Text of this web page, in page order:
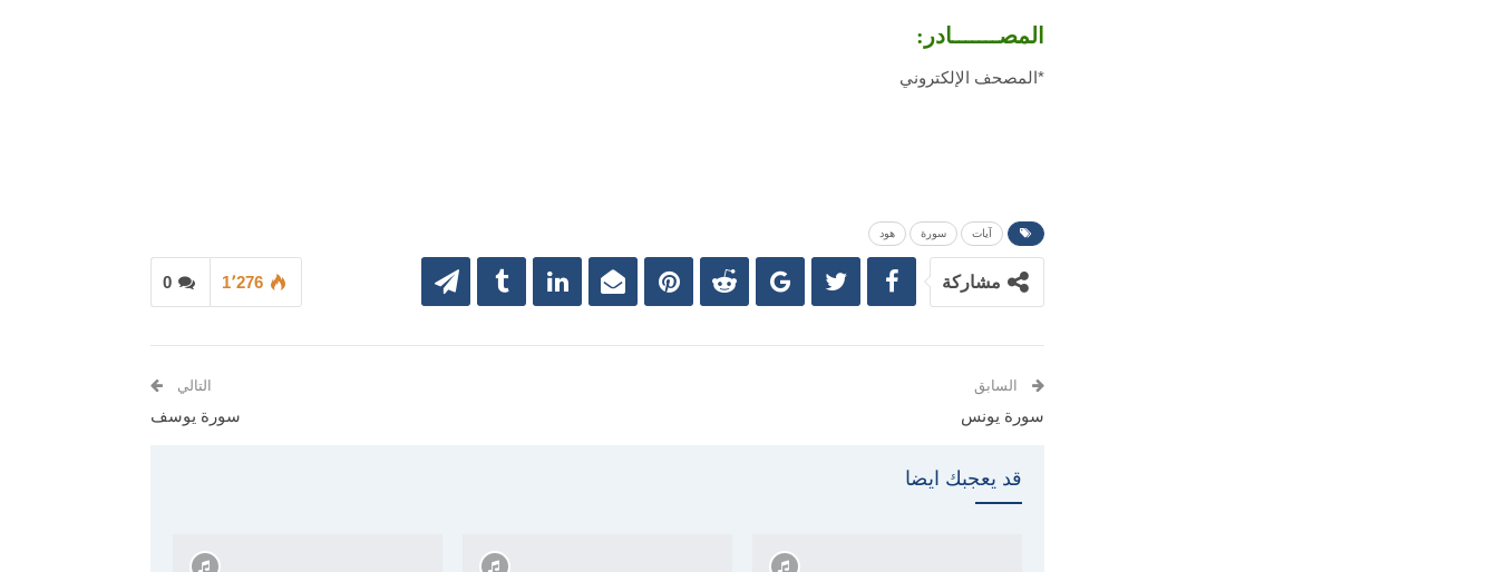
المصـــــــادر:
*المصحف الإلكتروني
آيات سورة هود
0 1٬276 مشاركة
السابق
سورة يونس
التالي
سورة يوسف
قد يعجبك ايضا